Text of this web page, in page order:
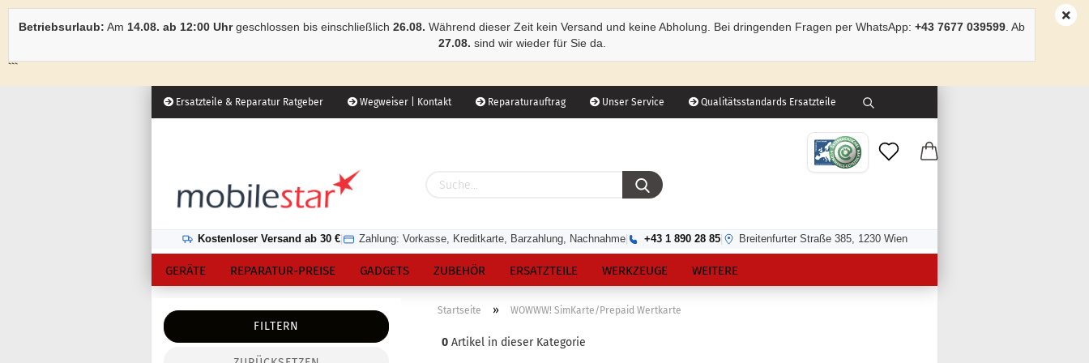
Ersatzteile & Reparatur Ratgeber Wegweiser | Kontakt Reparaturauftrag Unser Service Qualitätsstandards Ersatzteile
Kostenloser Versand ab 30 € Zahlung: Vorkasse, Kreditkarte, Barzahlung, Nachnahme +43 1 890 28 85 Breitenfurter Straße 385, 1230 Wien
Betriebsurlaub: Am 14.08. ab 12:00 Uhrgeschlossen bis einschließlich 26.08. Während dieser Zeit kein Versand und keine Abholung. Bei dringenden Fragen per WhatsApp: +43 7677 039599 . Ab
27.08. sind wir wieder für Sie da.
```
GERÄTE REPARATUR-PREISE GADGETS ZUBEHÖR ERSATZTEILE WERKZEUGE WEITERE
Startseite » WOWWW! SimKarte/Prepaid Wertkarte
0 Artikel in dieser Kategorie
FILTERN